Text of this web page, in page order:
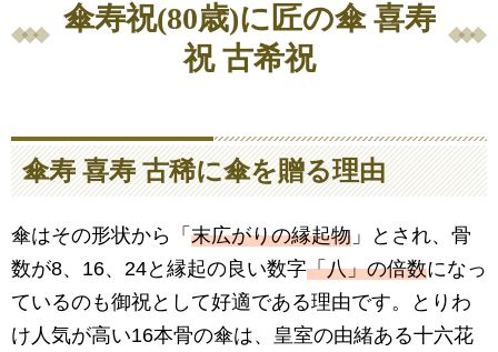
傘寿祝(80歳)に匠の傘 喜寿
祝 古希祝
傘寿 喜寿 古稀に傘を贈る理由
傘はその形状から「 末広がりの縁起物 」とされ、骨
数が8、16、24と縁起の良い数字「八」の倍数になっ
ているのも御祝として好適である理由です。とりわ
け人気が高い16本骨の傘は、皇室の由緒ある十六花